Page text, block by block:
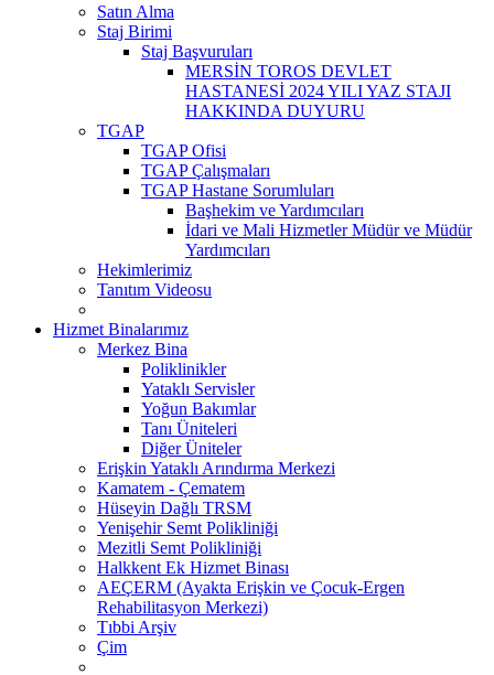
Satın Alma
Staj Birimi
Staj Başvuruları
MERSİN TOROS DEVLET
HASTANESİ 2024 YILI YAZ STAJI
HAKKINDA DUYURU
TGAP
TGAP Ofisi
TGAP Çalışmaları
TGAP Hastane Sorumluları
Başhekim ve Yardımcıları
İdari ve Mali Hizmetler Müdür ve Müdür
Yardımcıları
Hekimlerimiz
Tanıtım Videosu
Hizmet Binalarımız
Merkez Bina
Poliklinikler
Yataklı Servisler
Yoğun Bakımlar
Tanı Üniteleri
Diğer Üniteler
Erişkin Yataklı Arındırma Merkezi
Kamatem - Çematem
Hüseyin Dağlı TRSM
Yenişehir Semt Polikliniği
Mezitli Semt Polikliniği
Halkkent Ek Hizmet Binası
AEÇERM (Ayakta Erişkin ve Çocuk-Ergen
Rehabilitasyon Merkezi)
Tıbbi Arşiv
Çim